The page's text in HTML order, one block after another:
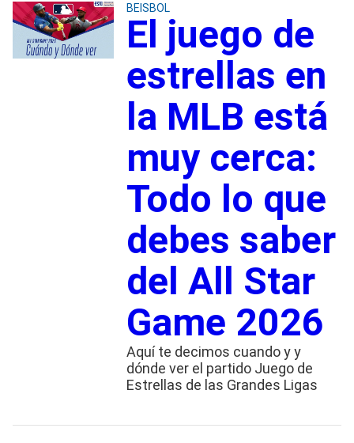
BEISBOL
El juego de
estrellas en
la MLB está
muy cerca:
Todo lo que
debes saber
del All Star
Game 2026
Aquí te decimos cuando y y
dónde ver el partido Juego de
Estrellas de las Grandes Ligas